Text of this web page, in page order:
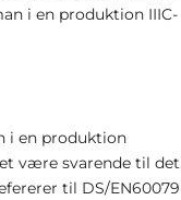
i en produktion IIIC-
i en produktion
være svarende til
til DS/